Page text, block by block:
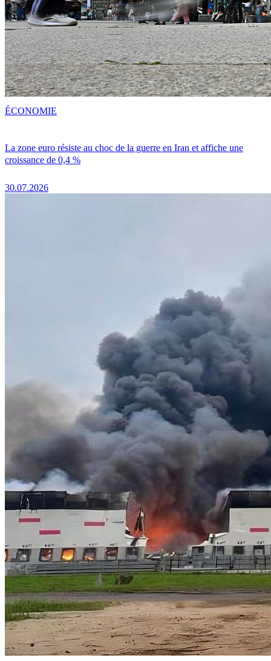
La zone euro résiste au choc de la guerre en Iran et affiche une
croissance de 0,4 %
30.07.2026
ÉCONOMIE